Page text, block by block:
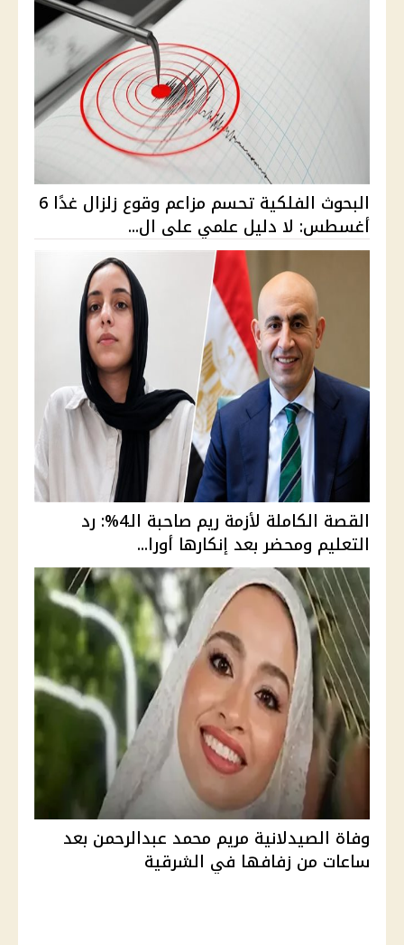
البحوث الفلكية تحسم مزاعم وقوع زلزال غدًا 6
أغسطس: لا دليل علمي على ال...
القصة الكاملة لأزمة ريم صاحبة الـ4%: رد
التعليم ومحضر بعد إنكارها أورا...
وفاة الصيدلانية مريم محمد عبدالرحمن بعد
ساعات من زفافها في الشرقية